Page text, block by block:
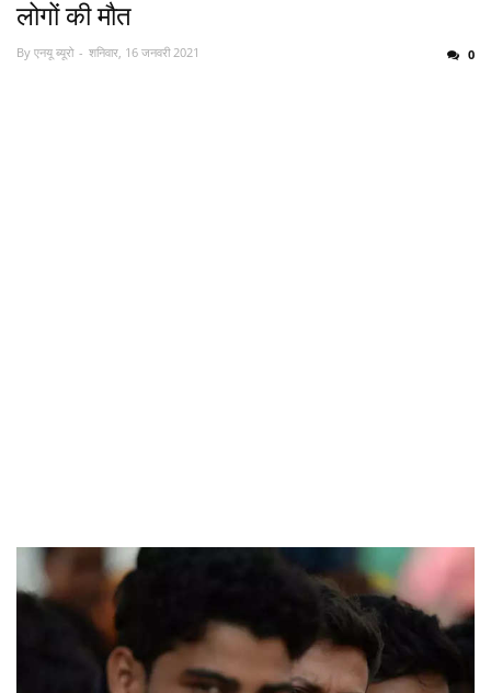
लोगों की मौत
By एनयू ब्यूरो शनिवार, 16 जनवरी 2021 0